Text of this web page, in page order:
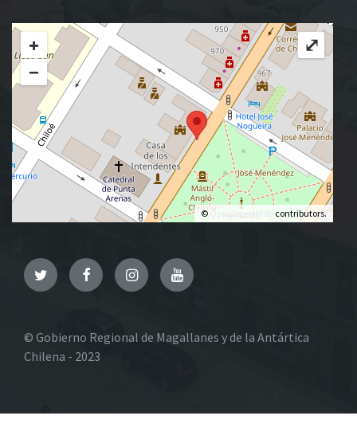
+
−
© OpenStreetMap contributors.
⤢
TwitterFacebookInstagramYouTube
© Gobierno Regional de Magallanes y de la Antártica
Chilena - 2023